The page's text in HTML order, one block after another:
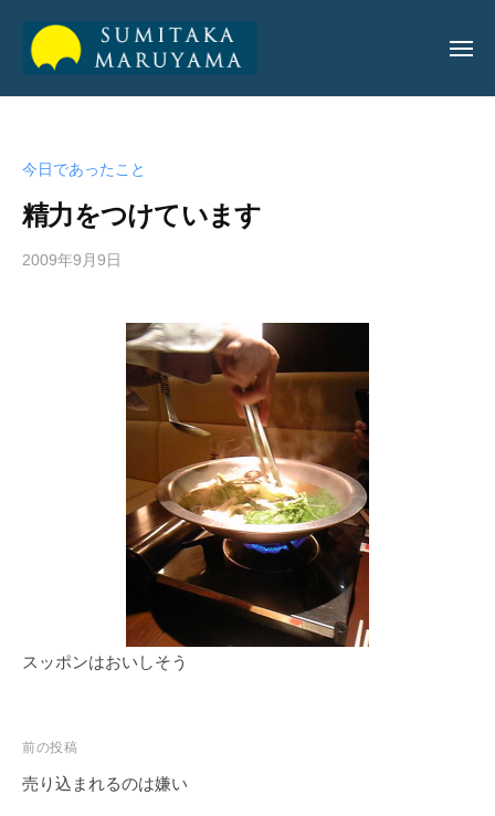
丸
孝
丸
純
孝
公
今日であったこと
精力をつけています
2009年9月9日
d
m
n
a
u
a
スッポンはおいしそう
前の投稿
売り込まれるのは嫌い
山
公
サ
ト